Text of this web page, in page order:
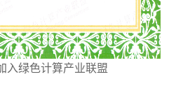
入绿色计算产业联盟